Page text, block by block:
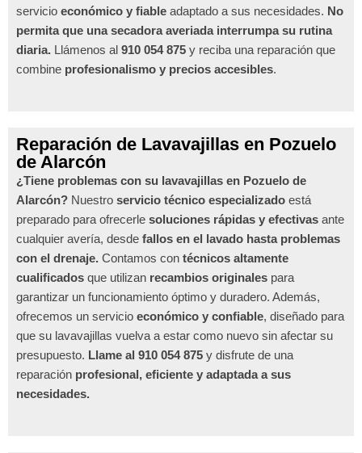
servicio económico y fiable adaptado a sus necesidades. No
permita que una secadora averiada interrumpa su rutina
diaria. Llámenos al 910 054 875 y reciba una reparación que
combine profesionalismo y precios accesibles.
Reparación de Lavavajillas en Pozuelo
de Alarcón
¿Tiene problemas con su lavavajillas en Pozuelo de
Alarcón? Nuestro servicio técnico especializado está
preparado para ofrecerle soluciones rápidas y efectivas ante
cualquier avería, desde fallos en el lavado hasta problemas
con el drenaje. Contamos con técnicos altamente
cualificados que utilizan recambios originales para
garantizar un funcionamiento óptimo y duradero. Además,
ofrecemos un servicio económico y confiable, diseñado para
que su lavavajillas vuelva a estar como nuevo sin afectar su
presupuesto. Llame al 910 054 875 y disfrute de una
reparación profesional, eficiente y adaptada a sus
necesidades.